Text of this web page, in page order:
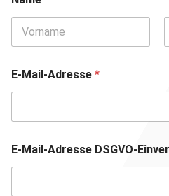
E-Mail-Adresse *
E-Mail-Adresse DSGVO-